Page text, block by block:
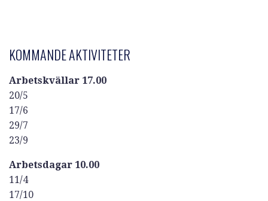
KOMMANDE AKTIVITETER
Arbetskvällar 17.00
20/5
17/6
29/7
23/9
Arbetsdagar 10.00
11/4
17/10